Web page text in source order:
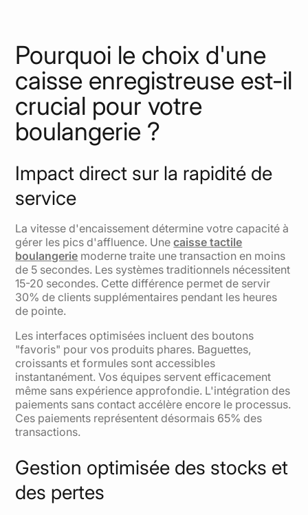
Pourquoi le choix d'une
caisse enregistreuse est-il
crucial pour votre
boulangerie ?
Impact direct sur la rapidité de
service
La vitesse d'encaissement détermine votre capacité à
gérer les pics d'affluence. Unecaisse tactile
boulangerie moderne traite une transaction en moins
de 5 secondes. Les systèmes traditionnels nécessitent
15-20 secondes. Cette différence permet de servir
30% de clients supplémentaires pendant les heures
de pointe.
Les interfaces optimisées incluent des boutons
"favoris" pour vos produits phares. Baguettes,
croissants et formules sont accessibles
instantanément. Vos équipes servent efficacement
même sans expérience approfondie. L'intégration des
paiements sans contact accélère encore le processus.
Ces paiements représentent désormais 65% des
transactions.
Gestion optimisée des stocks et
des pertes